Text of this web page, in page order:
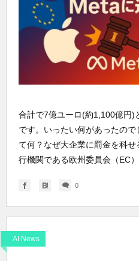
合計で7億ユーロ(約1,100億円)
です。いったい何があったの
て何？なぜ大企業に罰金を科
行機関である欧州委員会（EC
0
AI News